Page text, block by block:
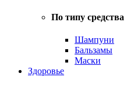
По типу средства
Шампуни
Бальзамы
Маски
Здоровье